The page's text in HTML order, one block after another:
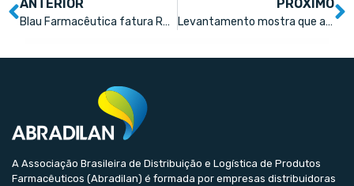
ANTERIOR
Blau Farmacêutica fatura R$ 52 milhões no 1º trimestre: veja os números! R$ 52 milhões no 1º trimestre
PRÓXIMO
Levantamento mostra que antigripais e analgésicos puxaram queda; anticoncepcionais tiveram a maior alta
A Associação Brasileira de Distribuição e Logística de Produtos
Farmacêuticos (Abradilan) é formada por empresas distribuidoras